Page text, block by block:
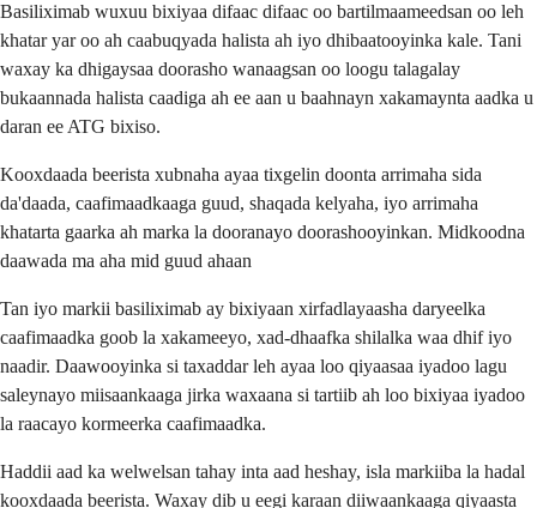
Basiliximab wuxuu bixiyaa difaac difaac oo bartilmaameedsan oo leh
khatar yar oo ah caabuqyada halista ah iyo dhibaatooyinka kale. Tani
waxay ka dhigaysaa doorasho wanaagsan oo loogu talagalay
bukaannada halista caadiga ah ee aan u baahnayn xakamaynta aadka u
daran ee ATG bixiso.
Kooxdaada beerista xubnaha ayaa tixgelin doonta arrimaha sida
da'daada, caafimaadkaaga guud, shaqada kelyaha, iyo arrimaha
khatarta gaarka ah marka la dooranayo doorashooyinkan. Midkoodna
daawada ma aha mid guud ahaan
Tan iyo markii basiliximab ay bixiyaan xirfadlayaasha daryeelka
caafimaadka goob la xakameeyo, xad-dhaafka shilalka waa dhif iyo
naadir. Daawooyinka si taxaddar leh ayaa loo qiyaasaa iyadoo lagu
saleynayo miisaankaaga jirka waxaana si tartiib ah loo bixiyaa iyadoo
la raacayo kormeerka caafimaadka.
Haddii aad ka welwelsan tahay inta aad heshay, isla markiiba la hadal
kooxdaada beerista. Waxay dib u eegi karaan diiwaankaaga qiyaasta